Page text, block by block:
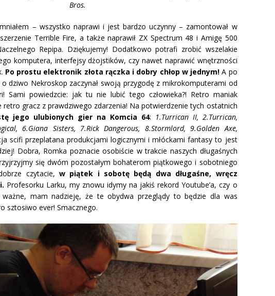
Bros.
– wszystko naprawi i jest bardzo uczynny – zamontował w
Terrible Fire, a także naprawił ZX Spectrum 48 i Amigę 500
Repipa. Dziękujemy! Dodatkowo potrafi zrobić wszelakie
komputera, interfejsy dżojstików, czy nawet naprawić wnętrzności
Po prostu elektronik złota rączka i dobry chłop w jednym!A po
dziwo Nekroskop zaczynał swoją przygodę z mikrokomputerami od
Sami powiedzcie: jak tu nie lubić tego człowieka?! Retro maniak
retro gracz z prawdziwego zdarzenia! Na potwierdzenie tych ostatnich
jego ulubionych gier na Komcia 64: 1.Turrican II, 2.Turrican,
6.Giana Sisters, 7.Rick Dangerous, 8.Stormlord, 9.Golden Axe,
scifi przeplatana produkcjami logicznymi i młóckami fantasy to jest
Dobra, Romka poznacie osobiście w trakcie naszych długaśnych
się dwóm pozostałym bohaterom piątkowego i sobotniego
czytacie,w piątek i sobotę będą dwa długaśne, wręcz
Profesorku Larku, my znowu idymy na jakiś rekord Youtube’a, czy o
mam nadzieję, że te obydwa przeglądy to będzie dla was
sztosiwo ever! Smacznego.